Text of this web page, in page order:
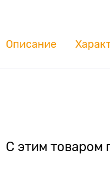
Описание
С этим товаром